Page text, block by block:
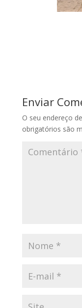
Enviar
O seu endereço
obrigatórios são